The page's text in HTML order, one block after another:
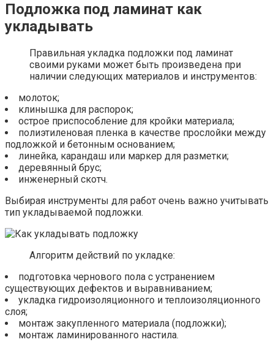
Подложка под ламинат как
укладывать
Правильная укладка подложки под ламинат
своими руками может быть произведена при
наличии следующих материалов и инструментов:
молоток;
клинышка для распорок;
острое приспособление для кройки материала;
полиэтиленовая пленка в качестве прослойки между
подложкой и бетонным основанием;
линейка, карандаш или маркер для разметки;
деревянный брус;
инженерный скотч.
Выбирая инструменты для работ очень важно учитывать
тип укладываемой подложки.
Алгоритм действий по укладке:
подготовка чернового пола с устранением
существующих дефектов и выравниванием;
укладка гидроизоляционного и теплоизоляционного
слоя;
монтаж закупленного материала (подложки);
монтаж ламинированного настила.